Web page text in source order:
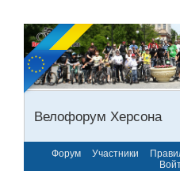
Велофорум Херсона
Форум Участники